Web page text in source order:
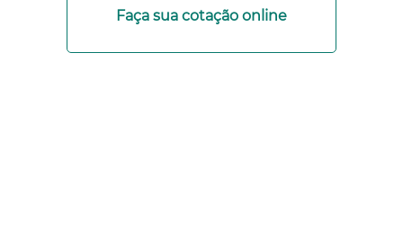
Faça sua cotação online